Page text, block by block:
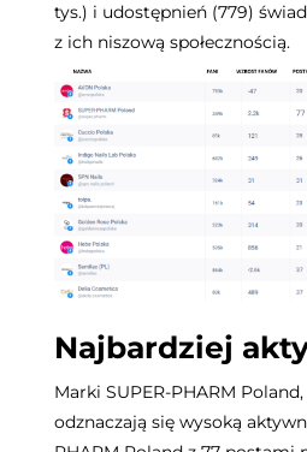
tys.) i udostępnień (779)
z ich niszową społecznością.
Najbardziej
Marki SUPER-PHARM
odznaczają się wysoką